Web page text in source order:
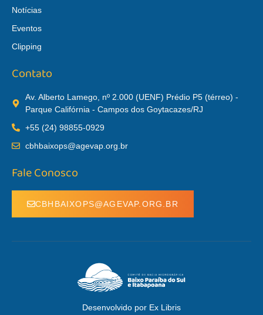
Notícias
Eventos
Clipping
Contato
Av. Alberto Lamego, nº 2.000 (UENF) Prédio P5 (térreo) -
Parque Califórnia - Campos dos Goytacazes/RJ
+55 (24) 98855-0929
cbhbaixops@agevap.org.br
Fale Conosco
CBHBAIXOPS@AGEVAP.ORG.BR
Desenvolvido por Ex Libris